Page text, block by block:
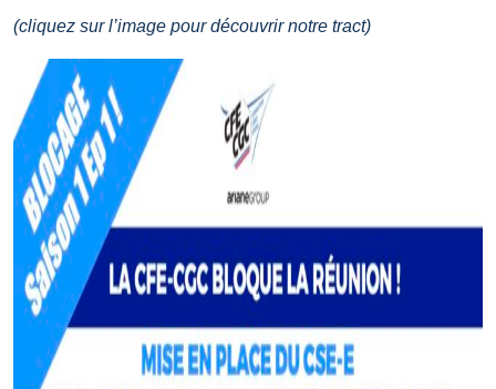
(cliquez sur l’image pour découvrir notre tract)